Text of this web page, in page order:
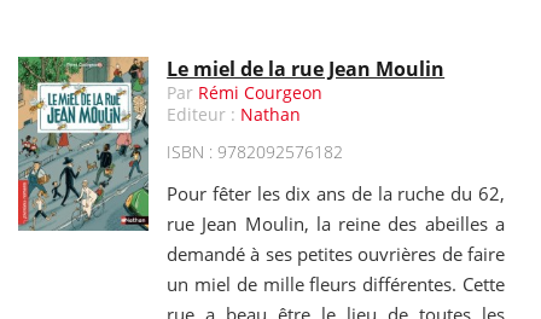
Le miel de la rue Jean Moulin
Par Rémi Courgeon
Editeur : Nathan
ISBN : 9782092576182
Pour fêter les dix ans de la ruche du 62,
rue Jean Moulin, la reine des abeilles a
demandé à ses petites ouvrières de faire
un miel de mille fleurs différentes. Cette
rue a beau être le lieu de toutes les